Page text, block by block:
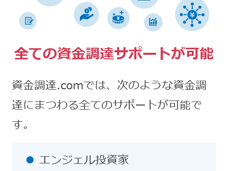
全ての資金調達サポートが可能
資金調達.comでは、次のような資金調
達にまつわる全てのサポートが可能で
す。
エンジェル投資家